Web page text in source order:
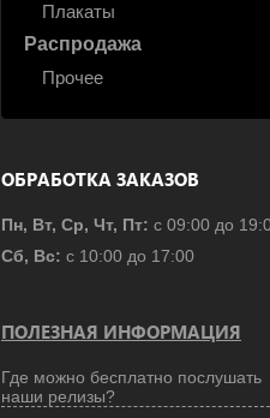
Плакаты
Распродажа
Прочее
ОБРАБОТКА ЗАКАЗОВ
Пн, Вт, Ср, Чт, Пт: с 09:00 до
Сб, Вс: с 10:00 до 17:00
ПОЛЕЗНАЯ ИНФОРМАЦИЯ
Где можно бесплатно послушать
наши релизы?